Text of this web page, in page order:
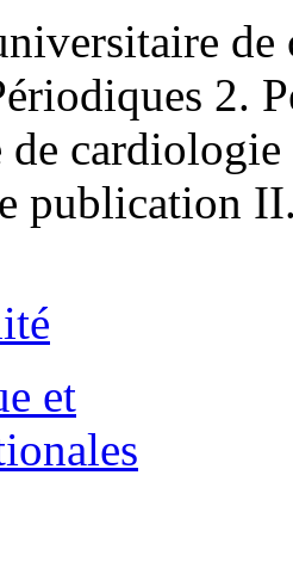
de
2.
publication